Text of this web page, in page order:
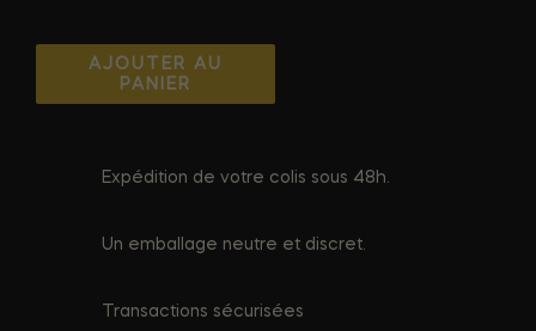
AJOUTER AU
PANIER
Expédition de votre colis sous 48h.
Un emballage neutre et discret.
Transactions sécurisées